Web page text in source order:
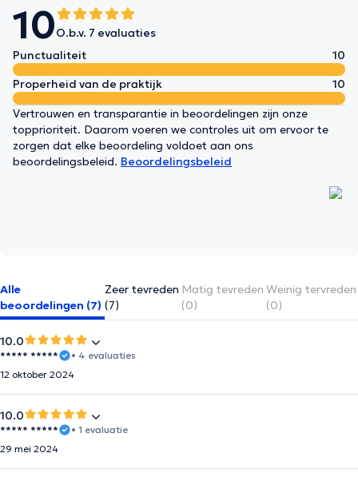
10O.b.v. 7 evaluaties
Punctualiteit
10
Properheid van de praktijk
10
Vertrouwen en transparantie in beoordelingen zijn onze
topprioriteit. Daarom voeren we controles uit om ervoor te
zorgen dat elke beoordeling voldoet aan ons
beoordelingsbeleid. Beoordelingsbeleid
Alle
beoordelingen (7)
Zeer tevreden
(7)
Matig tevreden
(0)
Weinig tervreden
(0)
10.0
***** *****
• 4 evaluaties
12 oktober 2024
10.0
***** *****
• 1 evaluatie
29 mei 2024